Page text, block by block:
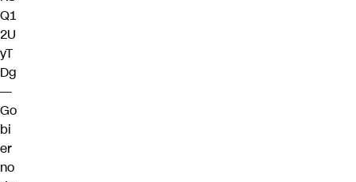
Q1
2U
yT
Dg
—
Go
bi
er
no